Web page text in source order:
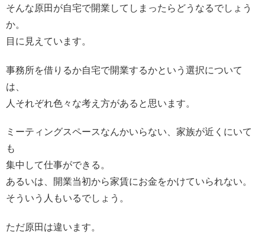
そんな原田が自宅で開業してしまったらどうなるでしょう
か。
目に見えています。
事務所を借りるか自宅で開業するかという選択について
は、
人それぞれ色々な考え方があると思います。
ミーティングスペースなんかいらない、家族が近くにいて
も
集中して仕事ができる。
あるいは、開業当初から家賃にお金をかけていられない。
そういう人もいるでしょう。
ただ原田は違います。